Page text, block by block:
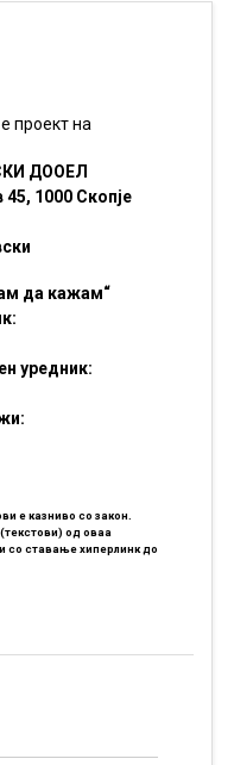
проект на
ДООЕЛ
1000 Скопје
да кажам“
уредник:
е казниво со закон.
од оваа
со ставање хиперлинк до